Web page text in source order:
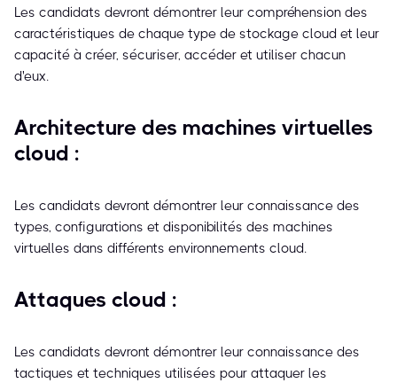
Les candidats devront démontrer leur compréhension des
caractéristiques de chaque type de stockage cloud et leur
capacité à créer, sécuriser, accéder et utiliser chacun
d'eux.
Architecture des machines virtuelles
cloud :
Les candidats devront démontrer leur connaissance des
types, configurations et disponibilités des machines
virtuelles dans différents environnements cloud.
Attaques cloud :
Les candidats devront démontrer leur connaissance des
tactiques et techniques utilisées pour attaquer les